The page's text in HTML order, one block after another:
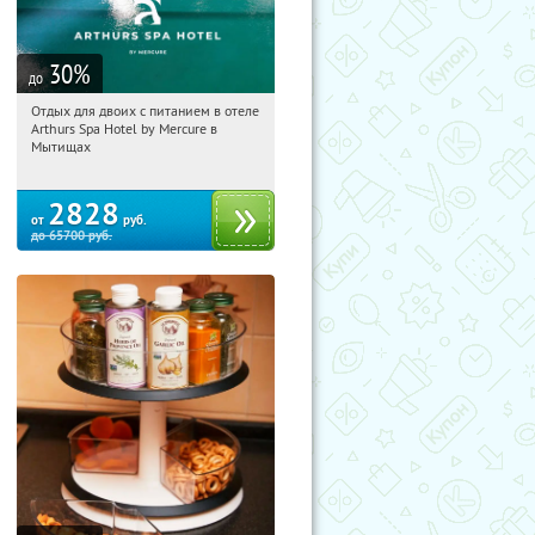
до 30%
17:18:51
Купи первым!
Московская обл., г. Мытищи, д.
Отдых для двоих с питанием в отеле
Arthurs Spa Hotel by Mercure в
Мытищах
от 2828 руб.
до65700руб.